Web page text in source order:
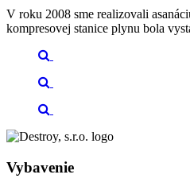
V roku 2008 sme realizovali
kompresovej stanice plynu bola
Vybavenie